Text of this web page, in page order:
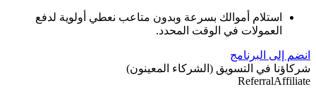
استلام أموالك بسرعة وبدون متاعب نعطي أولوية لدفع
العمولات في الوقت المحدد.
انضم إلى البرنامج
شركاؤنا في التسويق (الشركاء المعينون)
ReferralAffiliate